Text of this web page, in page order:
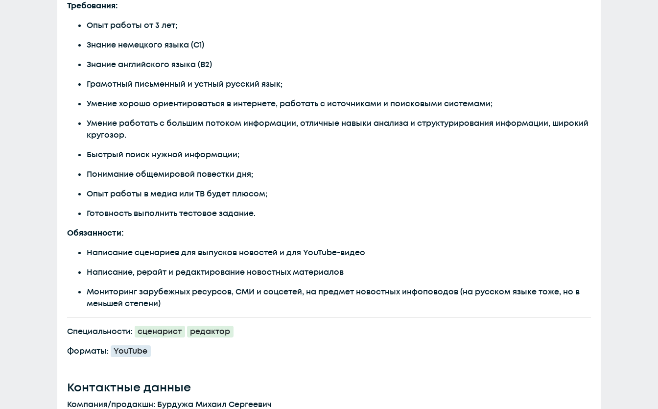
Требования:
Опыт работы от 3 лет;
Знание немецкого языка (C1)
Знание английского языка (B2)
Грамотный письменный и устный русский язык;
Умение хорошо ориентироваться в интернете, работать с источниками и поисковыми системами;
Умение работать с большим потоком информации, отличные навыки анализа и структурирования информации, широкий
кругозор.
Быстрый поиск нужной информации;
Понимание общемировой повестки дня;
Опыт работы в медиа или ТВ будет плюсом;
Готовность выполнить тестовое задание.
Обязанности:
Написание сценариев для выпусков новостей и для YouTube-видео
Написание, рерайт и редактирование новостных материалов
Мониторинг зарубежных ресурсов, СМИ и соцсетей, на предмет новостных инфоповодов (на русском языке тоже, но в
меньшей степени)
Специальности: сценарист
редактор
Форматы: YouTube
Контактные данные
Компания/продакшн: Бурдужа Михаил Сергеевич